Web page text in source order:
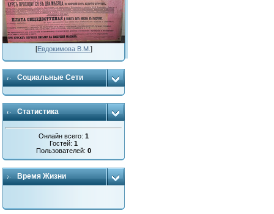
[Евдокимова В.М. ]
Социальные Сети
Статистика
Онлайн всего:1
Гостей:1
Пользователей:0
Время Жизни